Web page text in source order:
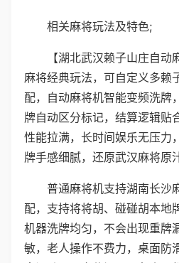
相关麻将玩法及特色;
【湖北武汉赖子山庄自
麻将经典玩法，可自定义多赖
配，自动麻将机智能变频洗牌
牌自动区分标记，结算逻辑贴
性能拉满，长时间娱乐无压力
牌手感细腻，还原武汉麻将原
普通麻将机支持湖南长沙
配，支持将将胡、碰碰胡本地
机器洗牌均匀，不会出现重牌
敏，老人操作不费力，桌面防